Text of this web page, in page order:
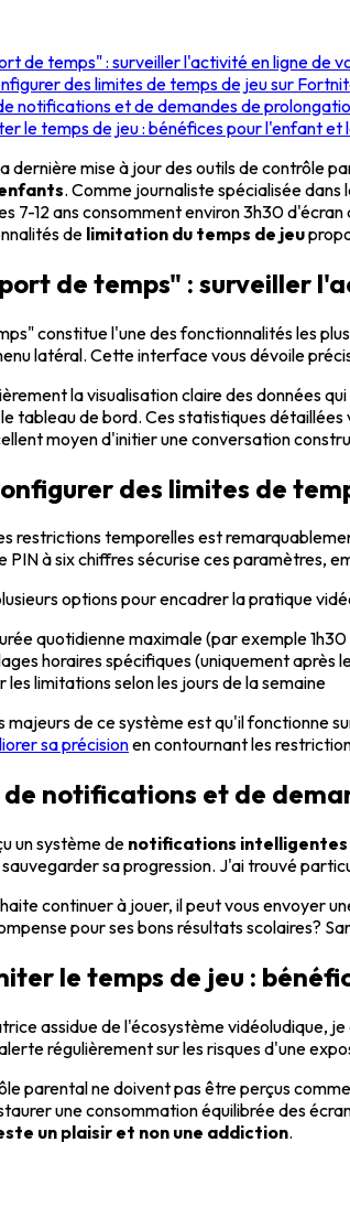
de temps" : surveiller l'activité en ligne de
des limites de temps de jeu sur
notifications et de demandes de
le temps de jeu : bénéfices pour l'enfant et
dernière mise à jour des outils de contrôle
. Comme journaliste spécialisée dans
7-12 ans consomment environ 3h30
de limitation du temps de jeu
de temps" : surveiller
constitue l'une des fonctionnalités les
latéral. Cette interface vous dévoile
la visualisation claire des données
tableau de bord. Ces statistiques
moyen d'initier une conversation
des limites de
restrictions temporelles est
PIN à six chiffres sécurise ces paramètres,
options pour encadrer la pratique
quotidienne maximale (par exemple
horaires spécifiques (uniquement après
les limitations selon les jours de la semaine
majeurs de ce système est qu'il fonctionne
sa précisionen contournant les
de notifications et de
un système de notifications intelligentes
sa progression. J'ai trouvé
continuer à jouer, il peut vous envoyer
pour ses bons résultats scolaires?
le temps de jeu :
assidue de l'écosystème vidéoludique,
régulièrement sur les risques d'une
parental ne doivent pas être perçus
une consommation équilibrée des
un plaisir et non une addiction.